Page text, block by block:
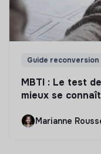
Guide reconversion
MBTI : Le test
mieux se
Marianne